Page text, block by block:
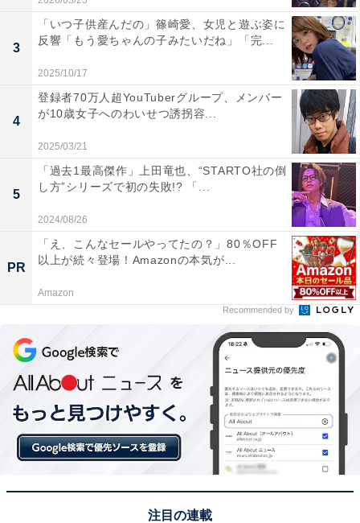
3
「いつ子供産んだの」篠崎愛、女児と遊ぶ姿に
反響「もう愛ちゃんの子みたいだね」「完...
2025/10/17
4
登録者70万人超YouTuberグループ、メンバー
が10歳女子へのわいせつ誘拐容...
2025/03/21
5
「過去1最高傑作」上田竜也、“STARTO社の倒
し方”シリーズで初の失敗!? 「...
2024/08/26
PR
「え、こんなセールやってたの？」80％OFF
以上が続々登場！Amazonの本気が...
Amazon
Recommended by
注目の連載